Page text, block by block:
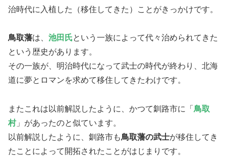
治時代に入植した（移住してきた）ことがきっかけです。
鳥取藩は、 池田氏という一族によって代々治められてきた
という歴史があります。
その一族が、明治時代になって武士の時代が終わり、北海
道に夢とロマンを求めて移住してきたわけです。
またこれは以前解説したように、かつて釧路市に「 鳥取
村」があったのと似ています。
以前解説したように、釧路市も鳥取藩の武士が移住してき
たことによって開拓されたことがはじまりです。